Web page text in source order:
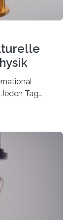
Tag
Neue
der Alltag in
Jahr 100
2025 zum
und -
eine